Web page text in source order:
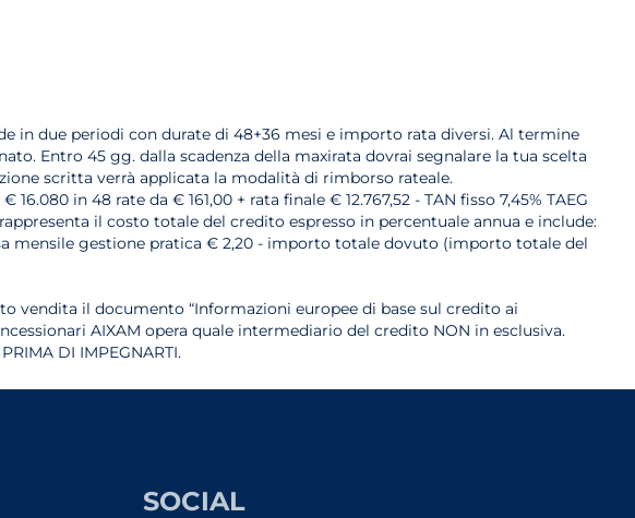
in due periodi con durate di 48+36 mesi e importo rata diversi. Al termine
Entro 45 gg. dalla scadenza della maxirata dovrai segnalare la tua scelta
scritta verrà applicata la modalità di rimborso rateale.
in 48 rate da € 161,00 + rata finale € 12.767,52 - TAN fisso 7,45% TAEG
il costo totale del credito espresso in percentuale annua e include:
mensile gestione pratica € 2,20 - importo totale dovuto (importo totale del
il documento “Informazioni europee di base sul credito ai
AIXAM opera quale intermediario del credito NON in esclusiva.
DI IMPEGNARTI.
SOCIAL